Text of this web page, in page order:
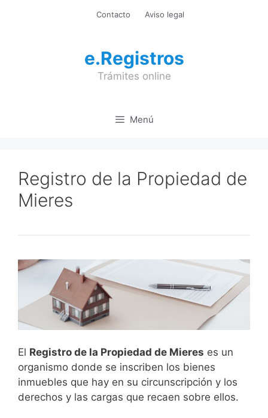
Contacto Aviso legal
e.Registros
Trámites online
Menú
Registro de la Propiedad de
Mieres
El Registro de la Propiedad de Mieres es un
organismo donde se inscriben los bienes
inmuebles que hay en su circunscripción y los
derechos y las cargas que recaen sobre ellos.